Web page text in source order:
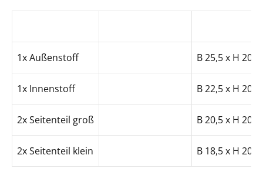
1x Außenstoff B 25,5 x H 20,5
1x Innenstoff B 22,5 x H 20,5
2x Seitenteil groß B 20,5 x H 20,5
2x Seitenteil klein B 18,5 x H 20,5